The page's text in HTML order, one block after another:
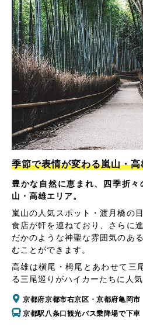
季節で表情が変わる嵐山・
豊かな自然に恵まれ、四季折
山・高雄エリア。
嵐山の人気スポット・渡月橋の
食店が軒を連ねており、さらに
だかのような神聖な雰囲気のあ
むことができます。
高雄は槇尾・栂尾とあわせて三
る三尾巡りがハイカーたちに人
京都府京都市右京区・京都府亀岡市
京都駅八条口観光バス乗降場で下車